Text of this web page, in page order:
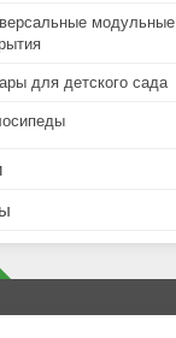
модульные
для детского сада